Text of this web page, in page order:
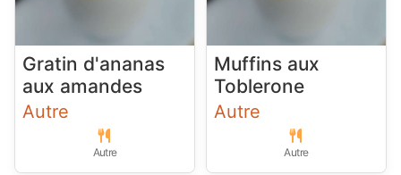
Gratin d'ananas
aux amandes
Autre
Autre
Muffins aux
Toblerone
Autre
Autre